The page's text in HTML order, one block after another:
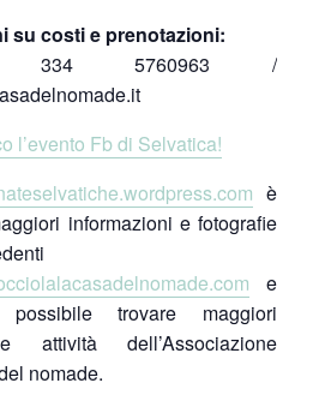
su costi e prenotazioni:
334 5760963 /
l’evento Fb di Selvatica!
è
informazioni e fotografie
e
trovare maggiori
attività dell’Associazione
nomade.